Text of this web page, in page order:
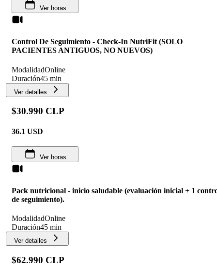
Ver horas
Control De Seguimiento - Check-In NutriFit (SOLO
PACIENTES ANTIGUOS, NO NUEVOS)
ModalidadOnline
Duración45 min
Ver detalles
$30.990 CLP
36.1 USD
Ver horas
Pack nutricional - inicio saludable (evaluación inicial + 1
de seguimiento).
ModalidadOnline
Duración45 min
Ver detalles
$62.990 CLP